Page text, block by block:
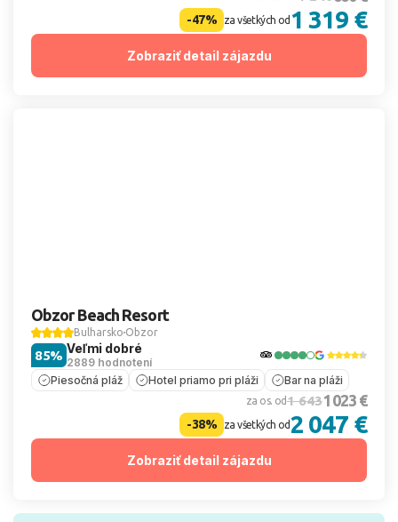
-47% za všetkých od 1 319 €
Zobraziť detail zájazdu
Obzor Beach Resort
Bulharsko Obzor
Veľmi dobré
2889 hodnotení
85%
Piesočná pláž Hotel priamo pri pláži Bar na pláži
za os. od1 6431 023 €
-38% za všetkých od2 047 €
Zobraziť detail zájazdu